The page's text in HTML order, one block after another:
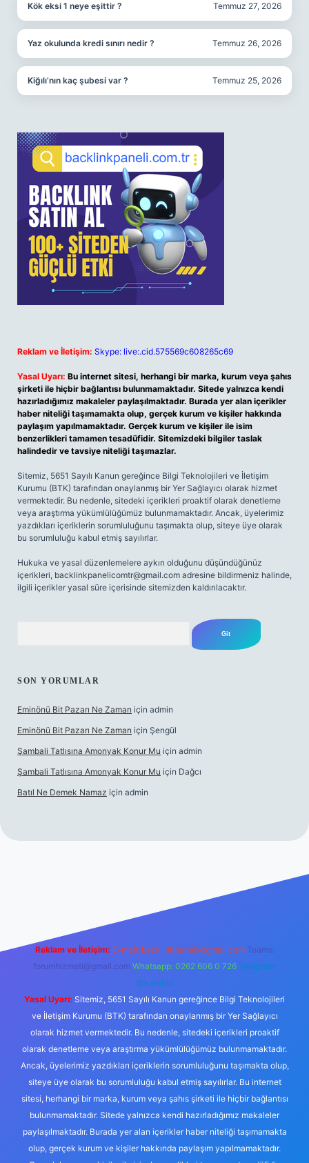
Kök eksi 1 neye eşittir ? Temmuz 27, 2026
Yaz okulunda kredi sınırı nedir ? Temmuz 26, 2026
Kiğılı’nın kaç şubesi var ? Temmuz 25, 2026
Reklam ve İletişim: Skype: live:.cid.575569c608265c69
Yasal Uyarı: Bu internet sitesi, herhangi bir marka, kurum veya şahıs
şirketi ile hiçbir bağlantısı bulunmamaktadır. Sitede yalnızca kendi
hazırladığımız makaleler paylaşılmaktadır. Burada yer alan içerikler
haber niteliği taşımamakta olup, gerçek kurum ve kişiler hakkında
paylaşım yapılmamaktadır. Gerçek kurum ve kişiler ile isim
benzerlikleri tamamen tesadüfidir. Sitemizdeki bilgiler taslak
halindedir ve tavsiye niteliği taşımazlar.
Sitemiz, 5651 Sayılı Kanun gereğince Bilgi Teknolojileri ve İletişim
Kurumu (BTK) tarafından onaylanmış bir Yer Sağlayıcı olarak hizmet
vermektedir. Bu nedenle, sitedeki içerikleri proaktif olarak denetleme
veya araştırma yükümlülüğümüz bulunmamaktadır. Ancak, üyelerimiz
yazdıkları içeriklerin sorumluluğunu taşımakta olup, siteye üye olarak
bu sorumluluğu kabul etmiş sayılırlar.
Hukuka ve yasal düzenlemelere aykırı olduğunu düşündüğünüz
içerikleri, backlinkpanelicomtr@gmail.com adresine bildirmeniz halinde,
ilgili içerikler yasal süre içerisinde sitemizden kaldırılacaktır.
SON YORUMLAR
Eminönü Bit Pazarı Ne Zaman için admin
Eminönü Bit Pazarı Ne Zaman için Şengül
Şambali Tatlısına Amonyak Konur Mu için admin
Şambali Tatlısına Amonyak Konur Mu için Dağcı
Batıl Ne Demek Namaz için admin
Reklam ve İletişim: E-mail: backlinkpaneli@gmail.com Teams:
forumhizmeti@gmail.com Whatsapp: 0262 606 0 726 Telegram:
@karabul
Yasal Uyarı: Sitemiz, 5651 Sayılı Kanun gereğince Bilgi Teknolojileri
ve İletişim Kurumu (BTK) tarafından onaylanmış bir Yer Sağlayıcı
olarak hizmet vermektedir. Bu nedenle, sitedeki içerikleri proaktif
olarak denetleme veya araştırma yükümlülüğümüz bulunmamaktadır.
Ancak, üyelerimiz yazdıkları içeriklerin sorumluluğunu taşımakta olup,
siteye üye olarak bu sorumluluğu kabul etmiş sayılırlar. Bu internet
sitesi, herhangi bir marka, kurum veya şahıs şirketi ile hiçbir bağlantısı
bulunmamaktadır. Sitede yalnızca kendi hazırladığımız makaleler
paylaşılmaktadır. Burada yer alan içerikler haber niteliği taşımamakta
olup, gerçek kurum ve kişiler hakkında paylaşım yapılmamaktadır.